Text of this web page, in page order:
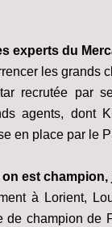
experts du
les grands
recrutée par
agents, dont
en place par le
est champion,
à Lorient,
de champion de